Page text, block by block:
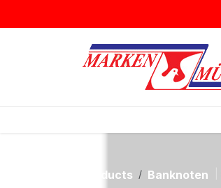
Products Banknoten